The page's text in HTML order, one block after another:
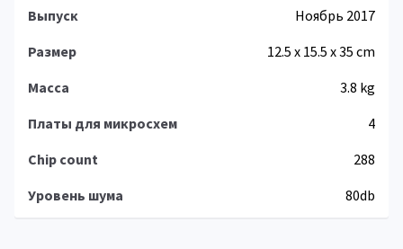
Выпуск
Ноябрь 2017
Размер
12.5 x 15.5 x 35 cm
Масса
3.8 kg
Платы для микросхем
4
Chip count
288
Уровень шума
80db